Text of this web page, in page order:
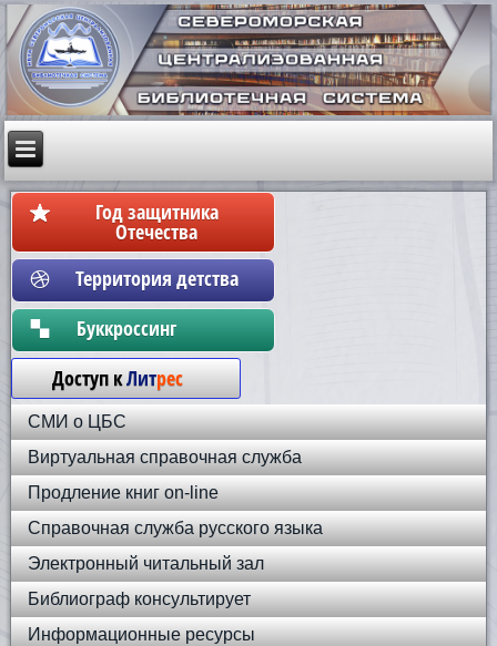
Год защитника
Отечества
Территория детства
Бyккpoccинг
Доступ кЛитрес
СМИ о ЦБС
Виртуальная справочная служба
Продление книг on-line
Справочная служба русского языка
Электронный читальный зал
Библиограф консультирует
Информационные ресурсы